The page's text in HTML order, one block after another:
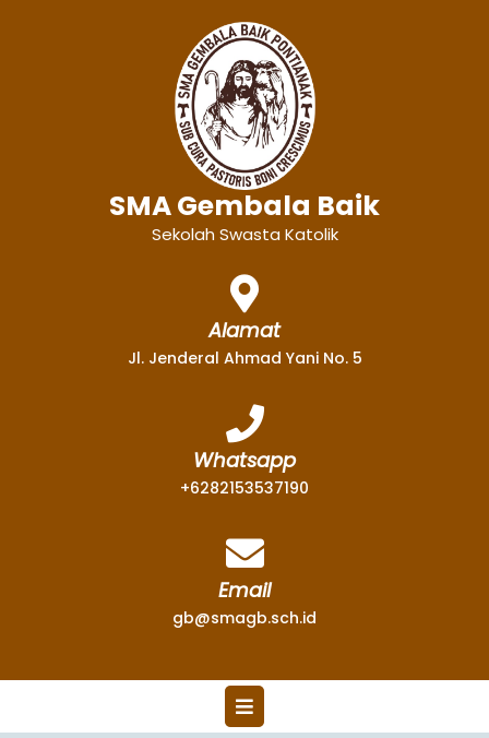
SMA Gembala Baik
Sekolah Swasta Katolik
Alamat
Jl. Jenderal Ahmad Yani No. 5
Whatsapp
+6282153537190
Email
gb@smagb.sch.id